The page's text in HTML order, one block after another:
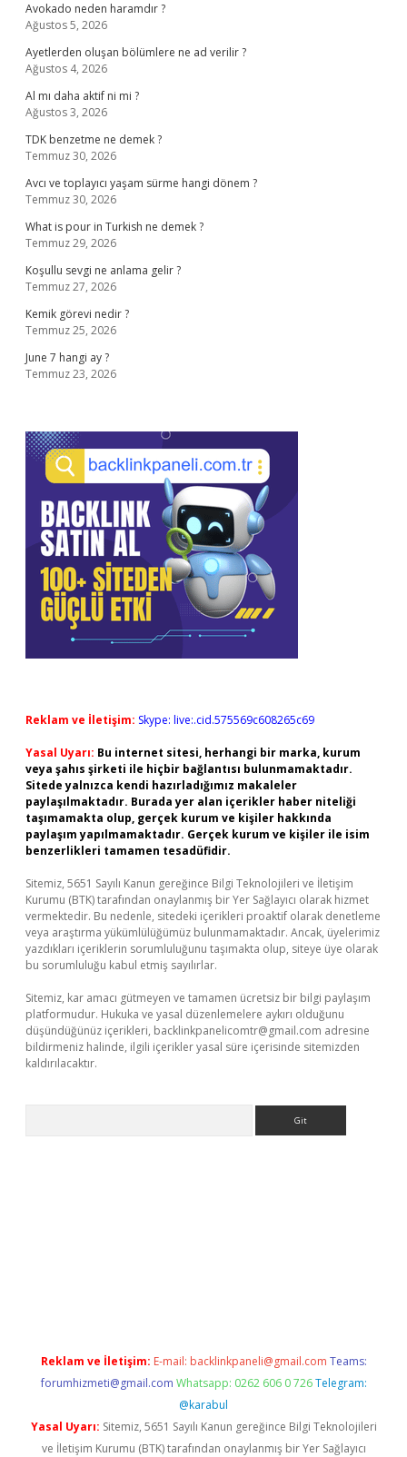
Avokado neden haramdır ?
Ağustos 5, 2026
Ayetlerden oluşan bölümlere ne ad verilir ?
Ağustos 4, 2026
Al mı daha aktif ni mi ?
Ağustos 3, 2026
TDK benzetme ne demek ?
Temmuz 30, 2026
Avcı ve toplayıcı yaşam sürme hangi dönem ?
Temmuz 30, 2026
What is pour in Turkish ne demek ?
Temmuz 29, 2026
Koşullu sevgi ne anlama gelir ?
Temmuz 27, 2026
Kemik görevi nedir ?
Temmuz 25, 2026
June 7 hangi ay ?
Temmuz 23, 2026
Reklam ve İletişim: Skype: live:.cid.575569c608265c69
Yasal Uyarı: Bu internet sitesi, herhangi bir marka, kurum
veya şahıs şirketi ile hiçbir bağlantısı bulunmamaktadır.
Sitede yalnızca kendi hazırladığımız makaleler
paylaşılmaktadır. Burada yer alan içerikler haber niteliği
taşımamakta olup, gerçek kurum ve kişiler hakkında
paylaşım yapılmamaktadır. Gerçek kurum ve kişiler ile isim
benzerlikleri tamamen tesadüfidir.
Sitemiz, 5651 Sayılı Kanun gereğince Bilgi Teknolojileri ve İletişim
Kurumu (BTK) tarafından onaylanmış bir Yer Sağlayıcı olarak hizmet
vermektedir. Bu nedenle, sitedeki içerikleri proaktif olarak denetleme
veya araştırma yükümlülüğümüz bulunmamaktadır. Ancak, üyelerimiz
yazdıkları içeriklerin sorumluluğunu taşımakta olup, siteye üye olarak
bu sorumluluğu kabul etmiş sayılırlar.
Sitemiz, kar amacı gütmeyen ve tamamen ücretsiz bir bilgi paylaşım
platformudur. Hukuka ve yasal düzenlemelere aykırı olduğunu
düşündüğünüz içerikleri, backlinkpanelicomtr@gmail.com adresine
bildirmeniz halinde, ilgili içerikler yasal süre içerisinde sitemizden
kaldırılacaktır.
Reklam ve İletişim: E-mail: backlinkpaneli@gmail.com Teams:
forumhizmeti@gmail.com Whatsapp: 0262 606 0 726 Telegram:
@karabul
Yasal Uyarı: Sitemiz, 5651 Sayılı Kanun gereğince Bilgi Teknolojileri
ve İletişim Kurumu (BTK) tarafından onaylanmış bir Yer Sağlayıcı